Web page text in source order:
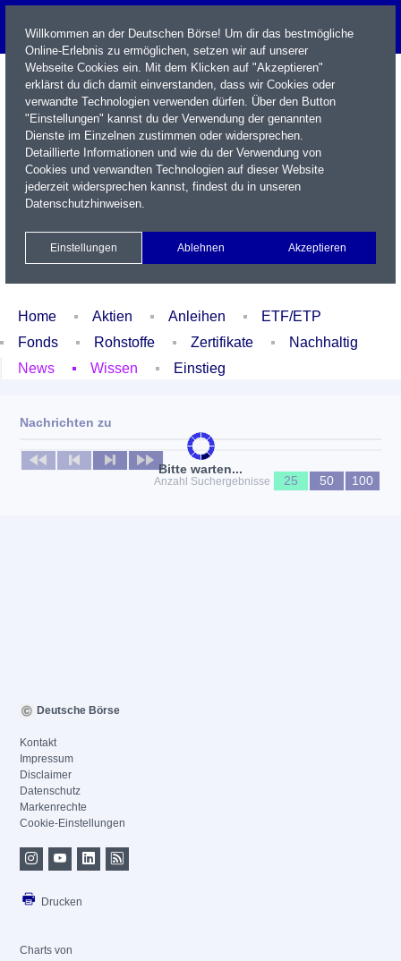
Name / WKN / ISIN / Kürzel
Xetra Realtime
Watchlist Portfolio Login
Home Aktien Anleihen
ETF/ETP
Fonds
Rohstoffe Zertifikate
Nachhaltig
News
Wissen Einstieg
Bitte warten...
Nachrichten zu
Keine News verfügbar
Anzahl Suchergebnisse
25 50 100
Willkommen an der Deutschen Börse! Um dir das bestmögliche
Online-Erlebnis zu ermöglichen, setzen wir auf unserer
Webseite Cookies ein. Mit dem Klicken auf "Akzeptieren"
erklärst du dich damit einverstanden, dass wir Cookies oder
verwandte Technologien verwenden dürfen. Über den Button
"Einstellungen" kannst du der Verwendung der genannten
Dienste im Einzelnen zustimmen oder widersprechen.
Detaillierte Informationen und wie du der Verwendung von
Cookies und verwandten Technologien auf dieser Website
jederzeit widersprechen kannst, findest du in unseren
Datenschutzhinweisen.
Einstellungen Ablehnen Akzeptieren
Deutsche Börse
Kontakt
Impressum
Disclaimer
Datenschutz
Markenrechte
Cookie-Einstellungen
Drucken
Charts von